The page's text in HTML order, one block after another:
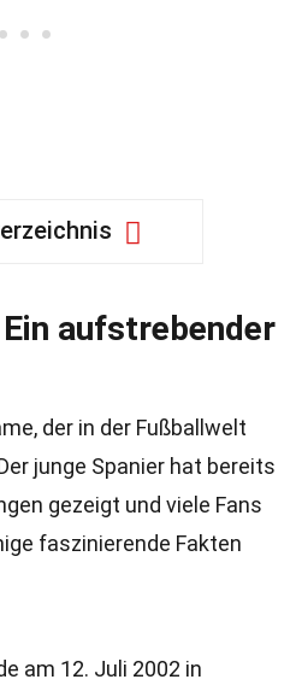
aufstrebender
der in der Fußballwelt
junge Spanier hat bereits
gezeigt und viele Fans
faszinierende Fakten
am 12. Juli 2002 in